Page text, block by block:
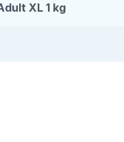
XL 1 kg